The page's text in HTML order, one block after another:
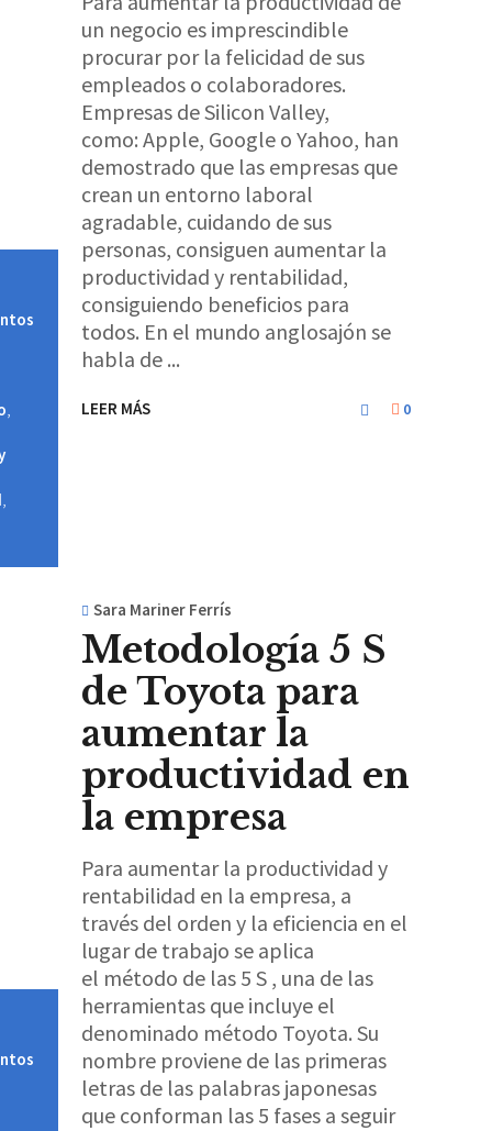
un negocio es imprescindible
procurar por la felicidad de sus
empleados o colaboradores.
Empresas de Silicon Valley,
como: Apple, Google o Yahoo, han
demostrado que las empresas que
crean un entorno laboral
agradable, cuidando de sus
personas, consiguen aumentar la
productividad y rentabilidad,
consiguiendo beneficios para
todos. En el mundo anglosajón se
habla de
LEER MÁS 0
,
,
Sara Mariner Ferrís
Metodología 5 S
de Toyota para
aumentar la
productividad en
la empresa
Para aumentar la productividad y
rentabilidad en la empresa, a
través del orden y la eficiencia en el
lugar de trabajo se aplica
el método de las 5 S , una de las
herramientas que incluye el
denominado método Toyota. Su
nombre proviene de las primeras
letras de las palabras japonesas
que conforman las 5 fases a seguir